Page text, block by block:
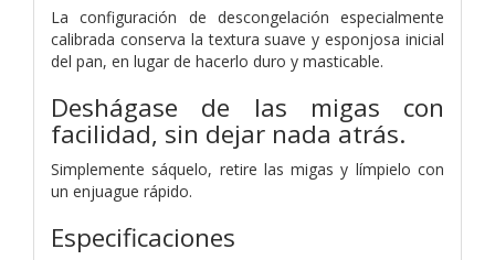
La configuración de descongelación especialmente
calibrada conserva la textura suave y esponjosa inicial
del pan, en lugar de hacerlo duro y masticable.
Deshágase de las migas con
facilidad, sin dejar nada atrás.
Simplemente sáquelo, retire las migas y límpielo con
un enjuague rápido.
Especificaciones